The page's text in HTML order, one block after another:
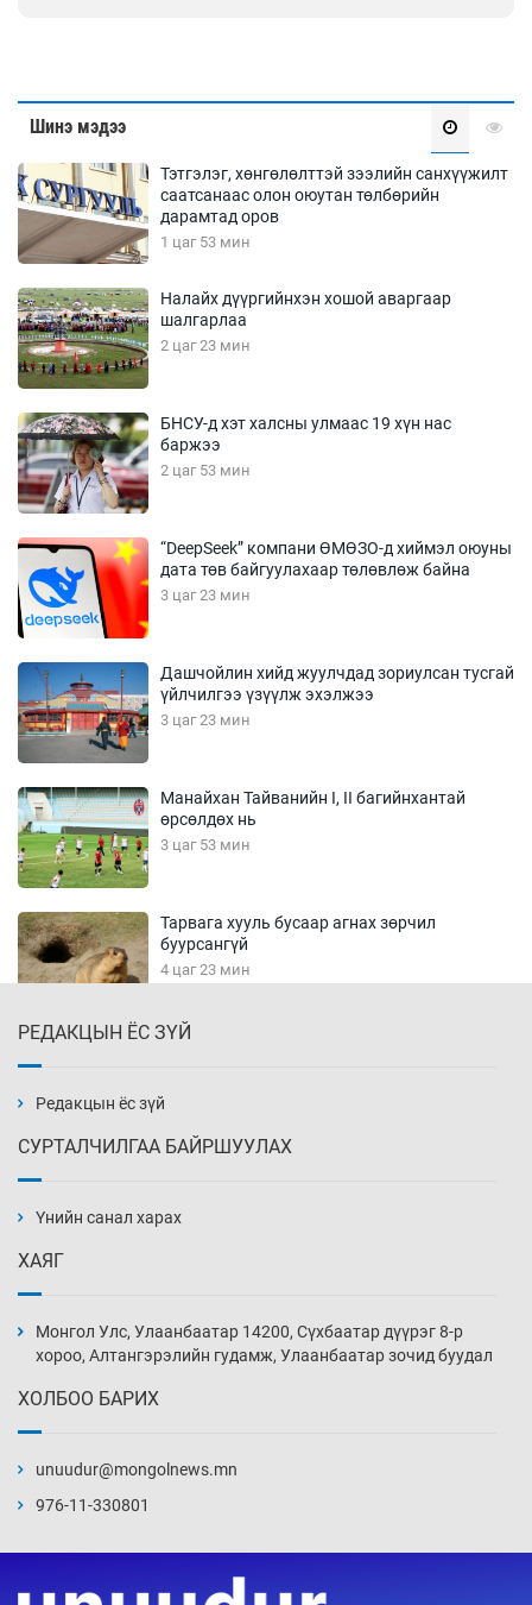
Шинэ мэдээ
Тэтгэлэг, хөнгөлөлттэй зээлийн санхүүжилт
саатсанаас олон оюутан төлбөрийн
дарамтад оров
1 цаг 53 мин
Налайх дүүргийнхэн хошой аваргаар
шалгарлаа
2 цаг 23 мин
БНСУ-д хэт халсны улмаас 19 хүн нас
баржээ
2 цаг 53 мин
“DeepSeek” компани ӨМӨЗО-д хиймэл оюуны
дата төв байгуулахаар төлөвлөж байна
3 цаг 23 мин
Дашчойлин хийд жуулчдад зориулсан тусгай
үйлчилгээ үзүүлж эхэлжээ
3 цаг 23 мин
Манайхан Тайванийн I, II багийнхантай
өрсөлдөх нь
3 цаг 53 мин
Тарвага хууль бусаар агнах зөрчил
буурсангүй
4 цаг 23 мин
4 цаг 53 мин
5 цаг 23 мин
5 цаг 53 мин
хэмжээг шинэчлэн тогтоох нь
6 цаг 53 мин
РЕДАКЦЫН ЁС ЗҮЙ
Редакцын ёс зүй
СУРТАЛЧИЛГАА БАЙРШУУЛАХ
Үнийн санал харах
ХАЯГ
Монгол Улс, Улаанбаатар 14200, Сүхбаатар дүүрэг 8-р
хороо, Алтангэрэлийн гудамж, Улаанбаатар зочид буудал
ХОЛБОО БАРИХ
unuudur@mongolnews.mn
976-11-330801